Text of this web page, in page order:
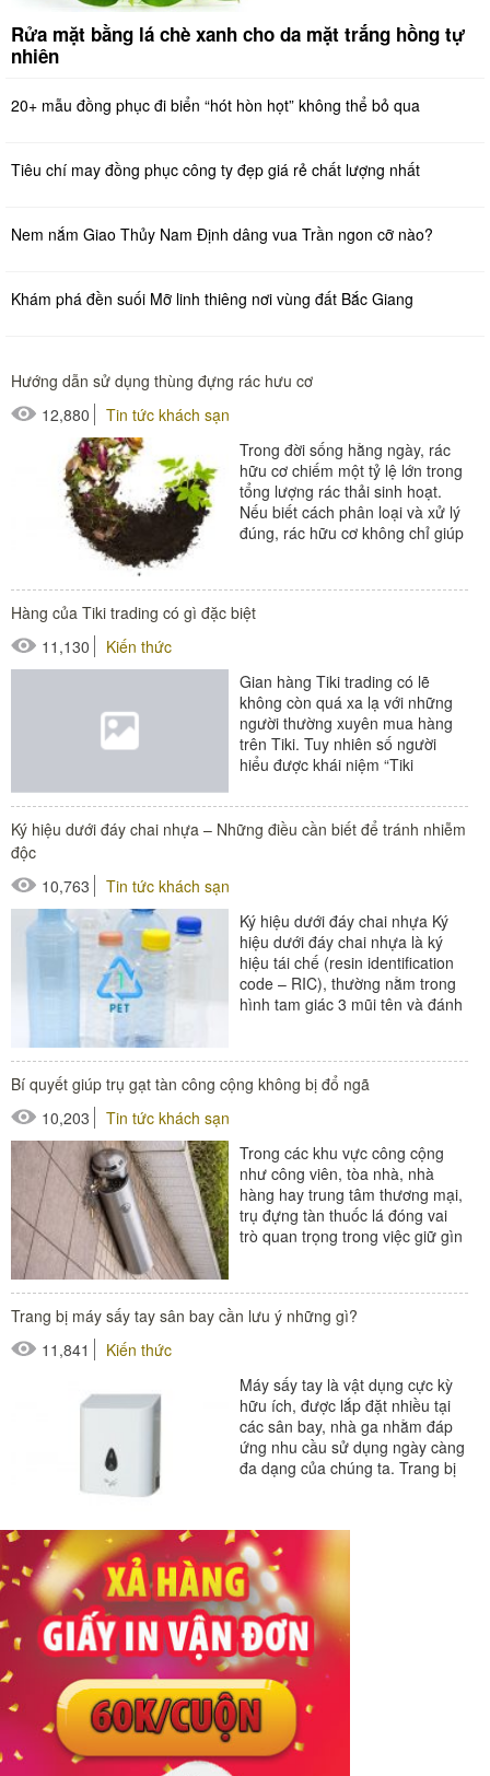
Rửa mặt bằng lá chè xanh cho da mặt trắng hồng tự
nhiên
20+ mẫu đồng phục đi biển “hót hòn họt” không thể bỏ qua
Tiêu chí may đồng phục công ty đẹp giá rẻ chất lượng nhất
Nem nắm Giao Thủy Nam Định dâng vua Trần ngon cỡ nào?
Khám phá đền suối Mỡ linh thiêng nơi vùng đất Bắc Giang
Hướng dẫn sử dụng thùng đựng rác hưu cơ
12,880
Tin tức khách sạn
Trong đời sống hằng ngày, rác
hữu cơ chiếm một tỷ lệ lớn trong
tổng lượng rác thải sinh hoạt.
Nếu biết cách phân loại và xử lý
đúng, rác hữu cơ không chỉ giúp
Hàng của Tiki trading có gì đặc biệt
11,130
Kiến thức
Gian hàng Tiki trading có lẽ
không còn quá xa lạ với những
người thường xuyên mua hàng
trên Tiki. Tuy nhiên số người
hiểu được khái niệm “Tiki
trading là gì?...
Ký hiệu dưới đáy chai nhựa – Những điều cần biết để tránh nhiễm
độc
10,763
Tin tức khách sạn
Ký hiệu dưới đáy chai nhựa Ký
hiệu dưới đáy chai nhựa là ký
hiệu tái chế (resin identification
code – RIC), thường nằm trong
hình tam giác 3 mũi tên và đánh
Bí quyết giúp trụ gạt tàn công cộng không bị đổ ngã
10,203
Tin tức khách sạn
Trong các khu vực công cộng
như công viên, tòa nhà, nhà
hàng hay trung tâm thương mại,
trụ đựng tàn thuốc lá đóng vai
trò quan trọng trong việc giữ gìn
Trang bị máy sấy tay sân bay cần lưu ý những gì?
11,841
Kiến thức
Máy sấy tay là vật dụng cực kỳ
hữu ích, được lắp đặt nhiều tại
các sân bay, nhà ga nhằm đáp
ứng nhu cầu sử dụng ngày càng
đa dạng của chúng ta. Trang bị